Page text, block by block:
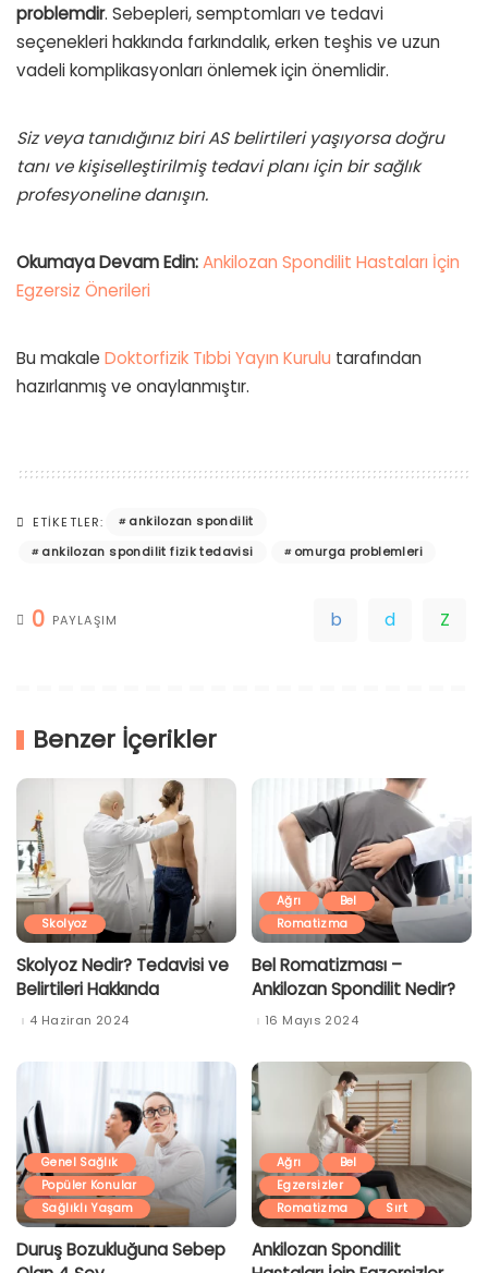
problemdir. Sebepleri, semptomları ve tedavi
seçenekleri hakkında farkındalık, erken teşhis ve uzun
vadeli komplikasyonları önlemek için önemlidir.
Siz veya tanıdığınız biri AS belirtileri yaşıyorsa doğru
tanı ve kişiselleştirilmiş tedavi planı için bir sağlık
profesyoneline danışın.
Okumaya Devam Edin:Ankilozan Spondilit Hastaları İçin
Egzersiz Önerileri
Bu makale Doktorfizik Tıbbi Yayın Kurulu tarafından
hazırlanmış ve onaylanmıştır.
ETIKETLER:
ankilozan spondilit
ankilozan spondilit fizik tedavisi
omurga problemleri
0 PAYLAŞIM
Benzer İçerikler
Skolyoz
Skolyoz Nedir? Tedavisi ve
Belirtileri Hakkında
4 Haziran 2024
Ağrı
Bel
Romatizma
Bel Romatizması –
Ankilozan Spondilit Nedir?
16 Mayıs 2024
Genel Sağlık
Popüler Konular
Sağlıklı Yaşam
Duruş Bozukluğuna Sebep
Ağrı
Bel
Egzersizler
Romatizma
Sırt
Ankilozan Spondilit